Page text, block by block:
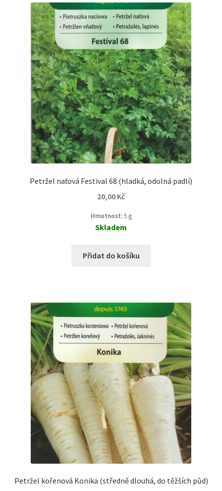
Petržel naťová Festival 68 (hladká, odolná padlí)
20,00 Kč
Hmotnost:5 g
Skladem
Přidat do košíku
Petržel kořenová Konika (středně dlouhá, do těžších půd)